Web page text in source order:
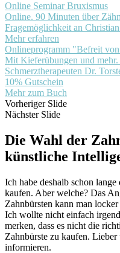
Online Seminar Bruxismus
Online. 90 Minuten über
Fragemöglichkeit an
Mehr erfahren
Onlineprogramm "Befreit
Mit Kieferübungen und
Schmerztherapeuten Dr.
10% Gutschein
Mehr zum Buch
Vorheriger Slide
Nächster Slide
Die Wahl der
künstliche
Ich habe deshalb schon
kaufen. Aber welche? Das
Zahnbürsten kann man
Ich wollte nicht einfach
merken, dass es nicht die
Zahnbürste zu kaufen.
informieren.